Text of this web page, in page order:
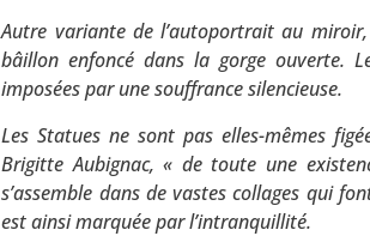
Autre variante de l’autoportrait au
bâillon enfoncé dans la gorge ouverte.
imposées par une souffrance silencieuse.
Les Statues ne sont pas elles-mêmes
Brigitte Aubignac, « de toute une
s’assemble dans de vastes collages qui
est ainsi marquée par l’intranquillité.